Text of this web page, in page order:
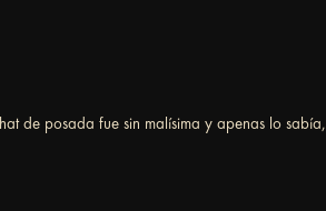
de posada fue sin malísima y apenas lo sabía,